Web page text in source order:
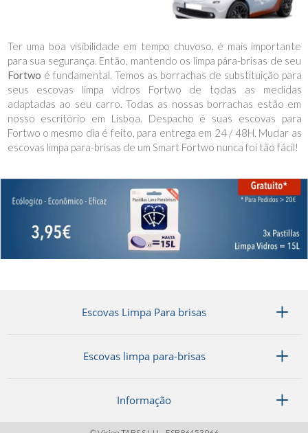
Ter uma boa visibilidade em tempo chuvoso, é mais importante
para sua segurança. Então, mantendo os limpa pára-brisas de seu
Fortwo é fundamental. Temos as borrachas de substituição para
seus escovas limpa vidros Fortwo de todas as medidas
adaptadas ao seu carro. Todas as nossas borrachas estão em
nosso escritório em Lisboa. Despacho é suas escovas para
Fortwo o mesmo dia é feito, para entrega em 24 / 48H. Mudar as
escovas limpa para-brisas de um Smart Fortwo nunca foi tão fácil!
Escovas Limpa Para brisas
Escovas limpa para-brisas
Informação